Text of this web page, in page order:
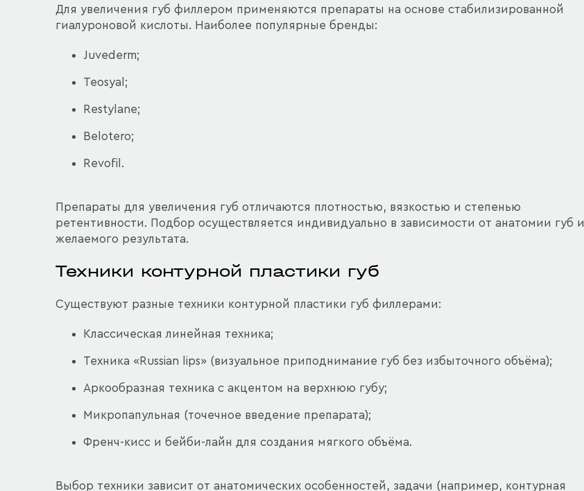
Для увеличения губ филлером применяются препараты на основе стабилизированной
гиалуроновой кислоты. Наиболее популярные бренды:
Juvederm;
Teosyal;
Restylane;
Belotero;
Revofil.
Препараты для увеличения губ отличаются плотностью, вязкостью и степенью
ретентивности. Подбор осуществляется индивидуально в зависимости от анатомии губ и
желаемого результата.
Техники контурной пластики губ
Существуют разные техники контурной пластики губ филлерами:
Классическая линейная техника;
Техника «Russian lips» (визуальное приподнимание губ без избыточного объёма);
Аркообразная техника с акцентом на верхнюю губу;
Микропапульная (точечное введение препарата);
Френч-кисс и бейби-лайн для создания мягкого объёма.
Выбор техники зависит от анатомических особенностей, задачи (например, контурная